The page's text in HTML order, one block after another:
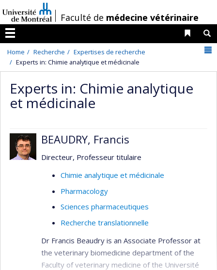
au
contenu
/Faculté de médecine vétérinaire
Menu
Liens
Home Recherche
Expertises de recherche
Experts in: Chimie analytique et médicinale
Experts in: Chimie analytique
et médicinale
BEAUDRY, Francis
Directeur, Professeur titulaire
Chimie analytique et médicinale
Pharmacology
Sciences pharmaceutiques
Recherche translationnelle
Dr Francis Beaudry is an Associate Professor at
the veterinary biomedicine department of the
Faculty of veterinary medicine of the Université